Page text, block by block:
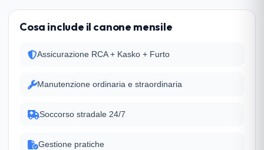
Cosa include il canone mensile
Assicurazione RCA + Kasko + Furto
Manutenzione ordinaria e straordinaria
Soccorso stradale 24/7
Gestione pratiche